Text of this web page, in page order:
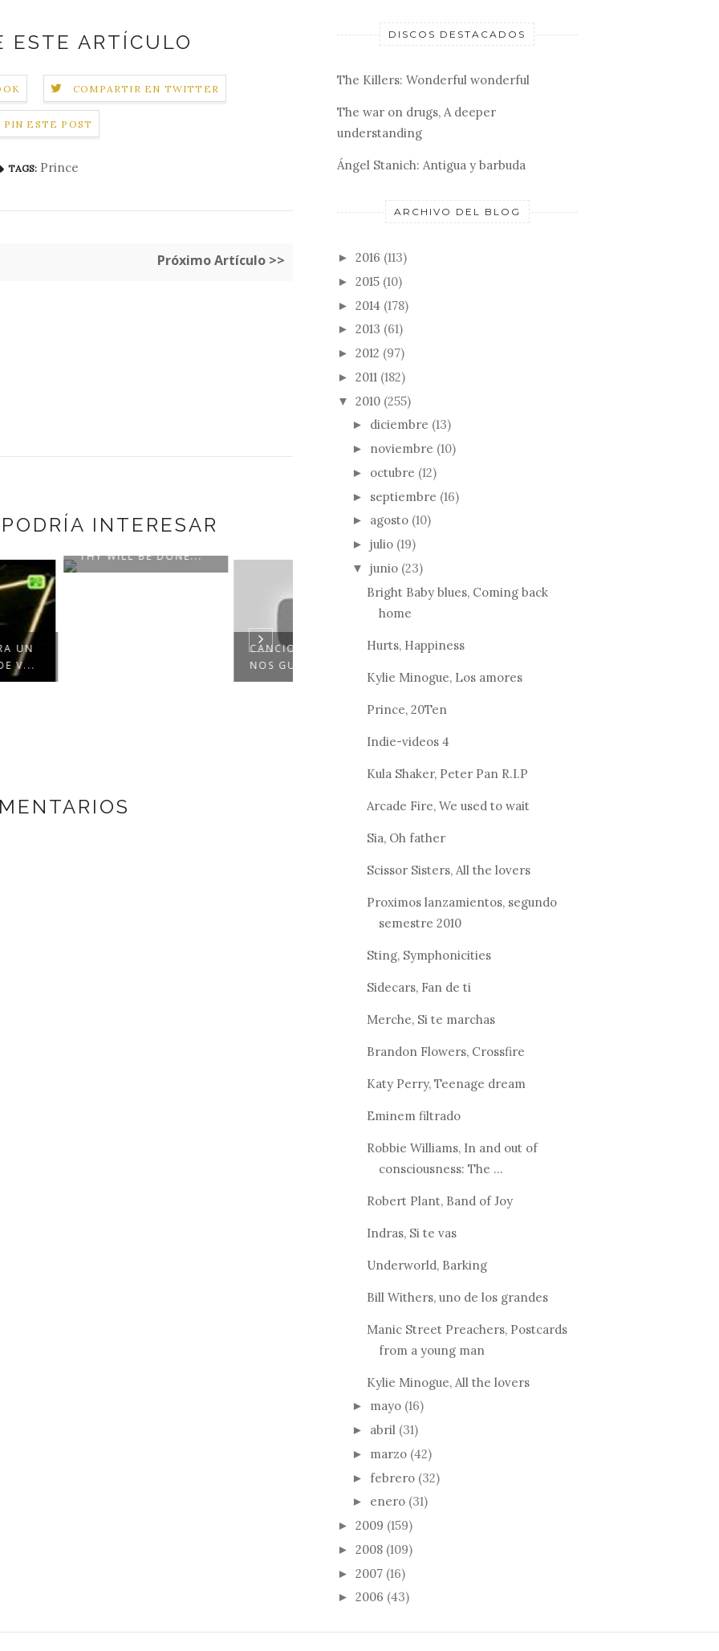
ESTE ARTÍCULO
COMPARTIR EN TWITTER
PIN ESTE POST
TAGS: Prince
Próximo Artículo >>
INTERESAR
WILL BE DONE...
CANCIONES PARA QUE
NOS GUSTEN LOS L...
NEVER TAKE THE
DISCOS DESTACADOS
The Killers: Wonderful wonderful
The war on drugs, A deeper
understanding
Ángel Stanich: Antigua y barbuda
ARCHIVO DEL BLOG
► 2016 (113)
► 2015 (10)
► 2014 (178)
► 2013 (61)
► 2012 (97)
► 2011 (182)
▼ 2010 (255)
► diciembre (13)
► noviembre (10)
► octubre (12)
► septiembre (16)
► agosto (10)
► julio (19)
▼ junio (23)
Bright Baby blues, Coming back
home
Hurts, Happiness
Kylie Minogue, Los amores
Prince, 20Ten
Indie-videos 4
Kula Shaker, Peter Pan R.I.P
Arcade Fire, We used to wait
Sia, Oh father
Scissor Sisters, All the lovers
Proximos lanzamientos, segundo
semestre 2010
Sting, Symphonicities
Sidecars, Fan de ti
Merche, Si te marchas
Brandon Flowers, Crossfire
Katy Perry, Teenage dream
Eminem filtrado
Robbie Williams, In and out of
consciousness: The ...
Robert Plant, Band of Joy
Indras, Si te vas
Underworld, Barking
Bill Withers, uno de los grandes
Manic Street Preachers, Postcards
from a young man
Kylie Minogue, All the lovers
► mayo (16)
► abril (31)
► marzo (42)
► febrero (32)
► enero (31)
► 2009 (159)
► 2008 (109)
► 2007 (16)
► 2006 (43)